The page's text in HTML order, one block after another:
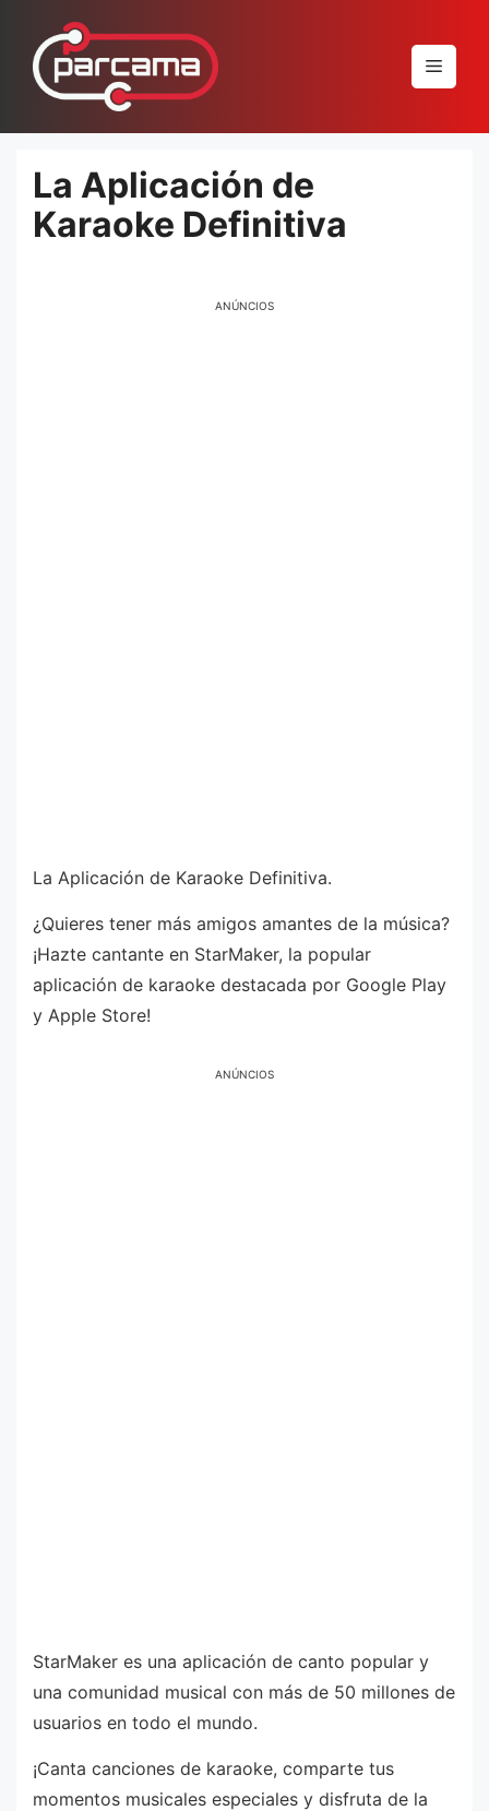
conteúdo
Menu
La Aplicación de
Karaoke Definitiva
ANÚNCIOS
La Aplicación de Karaoke Definitiva.
¿Quieres tener más amigos amantes de la música?
¡Hazte cantante en StarMaker, la popular
aplicación de karaoke destacada por Google Play
y Apple Store!
ANÚNCIOS
StarMaker es una aplicación de canto popular y
una comunidad musical con más de 50 millones de
usuarios en todo el mundo.
¡Canta canciones de karaoke, comparte tus
momentos musicales especiales y disfruta de la